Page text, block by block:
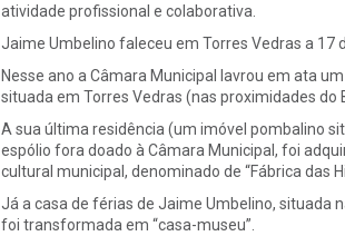
atividade profissional e colaborativa.
Jaime Umbelino faleceu em Torres Vedras a 17
Nesse ano a Câmara Municipal lavrou em ata
situada em Torres Vedras (nas proximidades do
A sua última residência (um imóvel pombalino
espólio fora doado à Câmara Municipal, foi
cultural municipal, denominado de “Fábrica das
Já a casa de férias de Jaime Umbelino, situada
foi transformada em “casa-museu”.